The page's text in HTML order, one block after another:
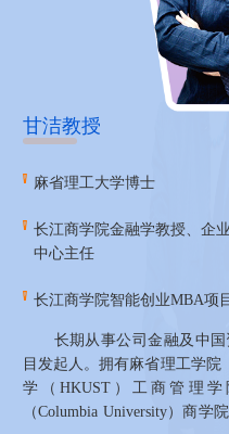
甘洁教授
麻省理工大学博士
长江商学院金融学教授、企
中心主任
长江商学院智能创业MBA项
长期从事公司金融及中
目发起人。拥有麻省理工学
学（HKUST）工商管理
（Columbia University）商学